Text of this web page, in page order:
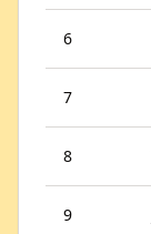
6
7
8
9